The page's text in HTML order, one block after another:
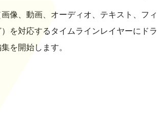
画像、動画、オーディオ、テキスト、フィ
を対応するタイムラインレイヤーにドラ
を開始します。